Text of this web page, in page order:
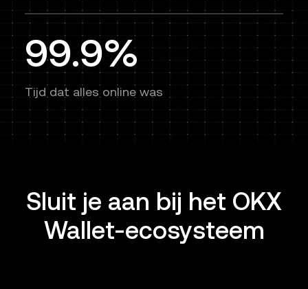
99.9%
Tijd dat alles online was
Sluit je aan bij het OKX
Wallet-ecosysteem